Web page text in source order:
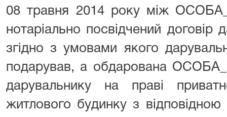
08 травня 2014 року між
нотаріально посвідчений договір
згідно з умовами якого
подарував, а обдарована
дарувальнику на праві
житлового будинку з